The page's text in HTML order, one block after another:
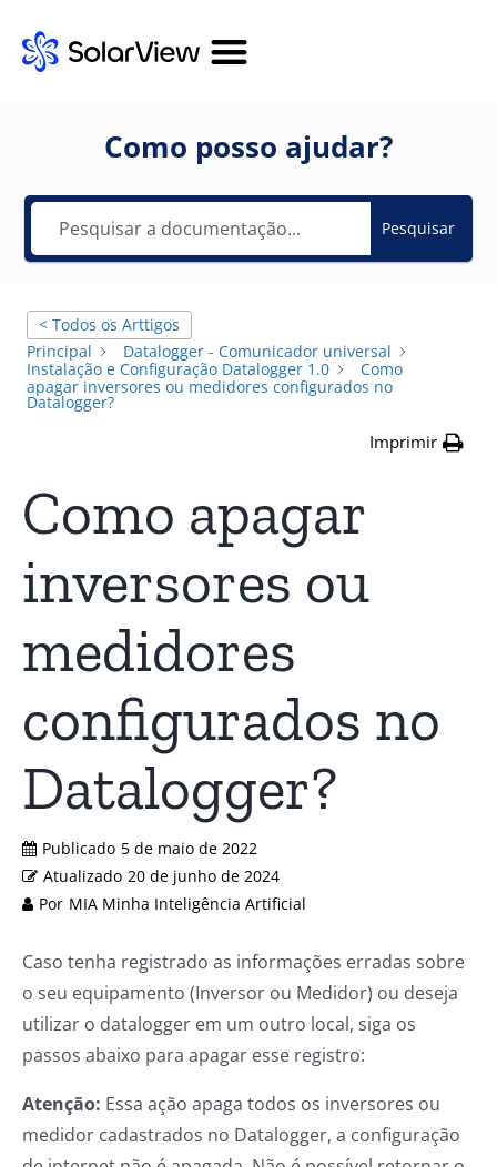
Como posso ajudar?
Pesquisar
< Todos os Arttigos
Principal
Datalogger - Comunicador universal
Instalação e Configuração Datalogger 1.0
Como
apagar inversores ou medidores configurados no
Datalogger?
Imprimir
Como apagar
inversores ou
medidores
configurados no
Datalogger?
Publicado 5 de maio de 2022
Atualizado 20 de junho de 2024
Por MIA Minha Inteligência Artificial
Caso tenha registrado as informações erradas sobre
o seu equipamento (Inversor ou Medidor) ou deseja
utilizar o datalogger em um outro local, siga os
passos abaixo para apagar esse registro:
Atenção: Essa ação apaga todos os inversores ou
medidor cadastrados no Datalogger, a configuração